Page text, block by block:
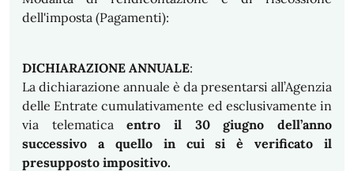
dell'imposta (Pagamenti):
DICHIARAZIONE ANNUALE:
La dichiarazione annuale è da presentarsi all’Agenzia
delle Entrate cumulativamente ed esclusivamente in
via telematicaentro il 30 giugno dell’anno
successivo a quello in cui si è verificato il
presupposto impositivo.